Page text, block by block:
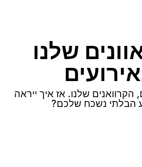
שלנו
הקרוואנים שלנו. אז איך ייראה
הבלתי נשכח שלכם?